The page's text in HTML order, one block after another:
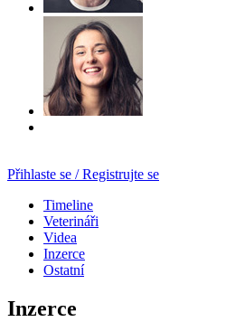
Přihlaste se / Registrujte se
Timeline
Veterináři
Videa
Inzerce
Ostatní
Inzerce